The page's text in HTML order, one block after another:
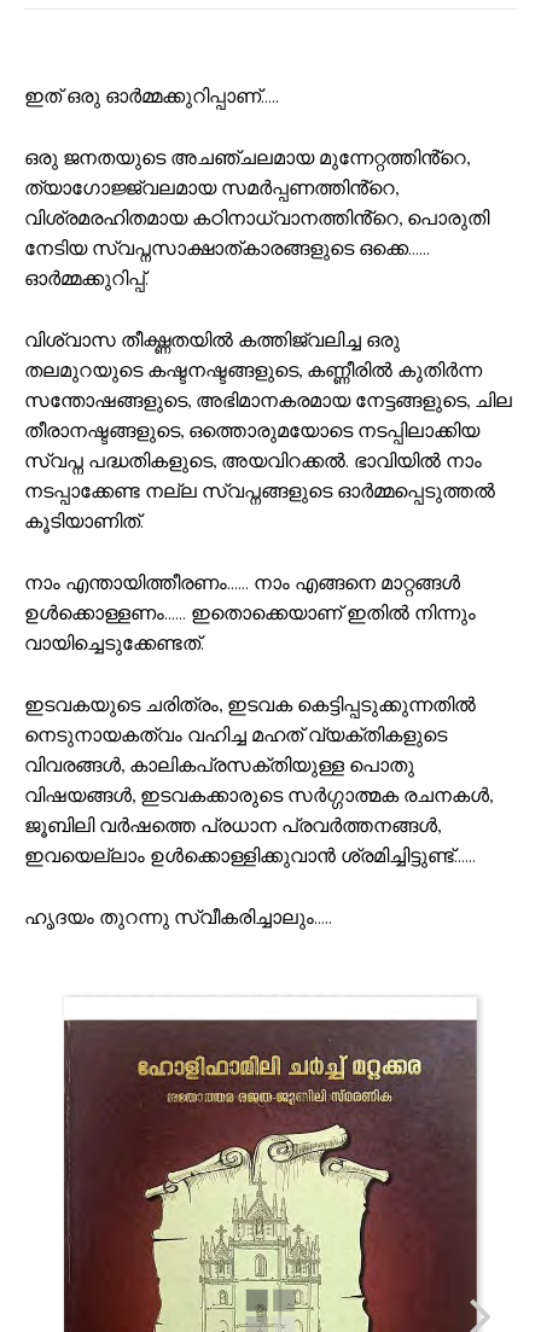
ഇത് ഒരു ഓർമ്മക്കുറിപ്പാണ്…..
ഒരു ജനതയുടെ അചഞ്ചലമായ മുന്നേറ്റത്തിൻ്റെ,
ത്യാഗോജ്ജ്വലമായ സമർപ്പണത്തിൻ്റെ,
വിശ്രമരഹിതമായ കഠിനാധ്വാനത്തിൻ്റെ, പൊരുതി
നേടിയ സ്വപ്നസാക്ഷാത്കാരങ്ങളുടെ ഒക്കെ……
ഓർമ്മക്കുറിപ്പ്.
വിശ്വാസ തീക്ഷ്ണതയിൽ കത്തിജ്വലിച്ച ഒരു
തലമുറയുടെ കഷ്ടനഷ്ടങ്ങളുടെ, കണ്ണീരിൽ കുതിർന്ന
സന്തോഷങ്ങളുടെ, അഭിമാനകരമായ നേട്ടങ്ങളുടെ, ചില
തീരാനഷ്ടങ്ങളുടെ, ഒത്തൊരുമയോടെ നടപ്പിലാക്കിയ
സ്വപ്ന പദ്ധതികളുടെ, അയവിറക്കൽ. ഭാവിയിൽ നാം
നടപ്പാക്കേണ്ട നല്ല സ്വപ്നങ്ങളുടെ ഓർമ്മപ്പെടുത്തൽ
കൂടിയാണിത്.
നാം എന്തായിത്തീരണം…… നാം എങ്ങനെ മാറ്റങ്ങൾ
ഉൾക്കൊള്ളണം…… ഇതൊക്കെയാണ് ഇതിൽ നിന്നും
വായിച്ചെടുക്കേണ്ടത്.
ഇടവകയുടെ ചരിത്രം, ഇടവക കെട്ടിപ്പടുക്കുന്നതിൽ
നെടുനായകത്വം വഹിച്ച മഹത് വ്യക്തികളുടെ
വിവരങ്ങൾ, കാലികപ്രസക്തിയുള്ള പൊതു
വിഷയങ്ങൾ, ഇടവകക്കാരുടെ സർഗ്ഗാത്മക രചനകൾ,
ജൂബിലി വർഷത്തെ പ്രധാന പ്രവർത്തനങ്ങൾ,
ഇവയെല്ലാം ഉൾക്കൊള്ളിക്കുവാൻ ശ്രമിച്ചിട്ടുണ്ട്……
ഹൃദയം തുറന്നു സ്വീകരിച്ചാലും…..